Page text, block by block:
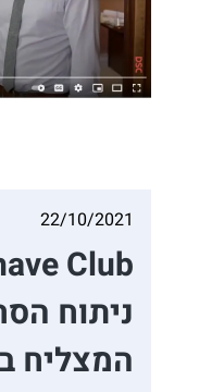
22/10/2021
Club
ניתוח
המצליח